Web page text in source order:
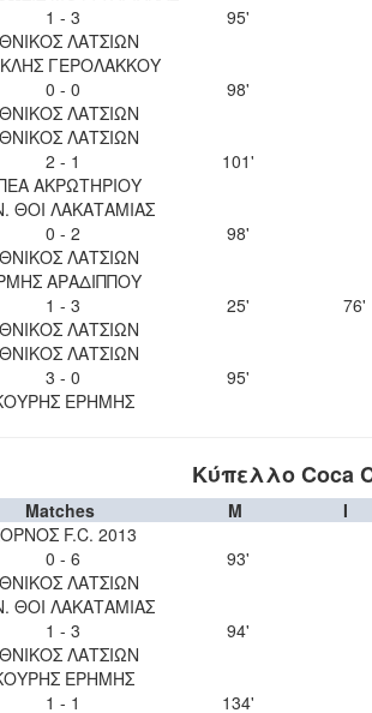
1 - 3
ΛΑΤΣΙΩΝ
95'
ΓΕΡΟΛΑΚΚΟΥ
0 - 0
ΛΑΤΣΙΩΝ
98'
ΛΑΤΣΙΩΝ
2 - 1
ΑΚΡΩΤΗΡΙΟΥ
101'
ΘΟΙ ΛΑΚΑΤΑΜΙΑΣ
0 - 2
ΛΑΤΣΙΩΝ
98'
ΑΡΑΔΙΠΠΟΥ
1 - 3
ΛΑΤΣΙΩΝ
25'
76'
ΛΑΤΣΙΩΝ
3 - 0
ΕΡΗΜΗΣ
95'
Κύπελλο Coca
Matches M I
F.C. 2013
0 - 6
ΛΑΤΣΙΩΝ
93'
ΘΟΙ ΛΑΚΑΤΑΜΙΑΣ
1 - 3
ΛΑΤΣΙΩΝ
94'
ΕΡΗΜΗΣ
1 - 1
134'